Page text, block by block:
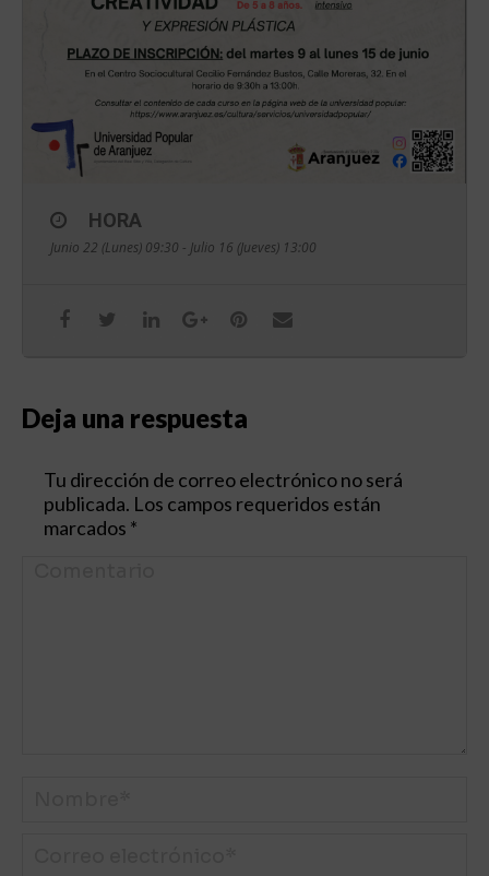
HORA
Junio 22 (Lunes) 09:30 - Julio 16 (Jueves) 13:00
Deja una respuesta
Tu dirección de correo electrónico no será
publicada. Los campos requeridos están
marcados *